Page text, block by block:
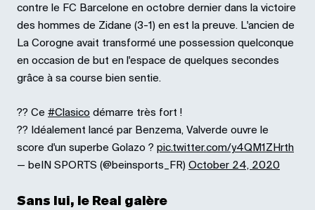
contre le FC Barcelone en octobre dernier dans la victoire
des hommes de Zidane (3-1) en est la preuve. L'ancien de
La Corogne avait transformé une possession quelconque
en occasion de but en l'espace de quelques secondes
grâce à sa course bien sentie.
?? Ce #Clasico démarre très fort !
?? Idéalement lancé par Benzema, Valverde ouvre le
score d'un superbe Golazo ? pic.twitter.com/y4QM1ZHrth
— beIN SPORTS (@beinsports_FR) October 24, 2020
Sans lui, le Real galère